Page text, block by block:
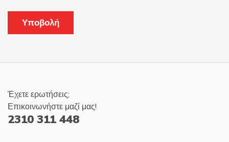
Έχετε ερωτήσεις;
Επικοινωνήστε μαζί μας!
2310 311 448